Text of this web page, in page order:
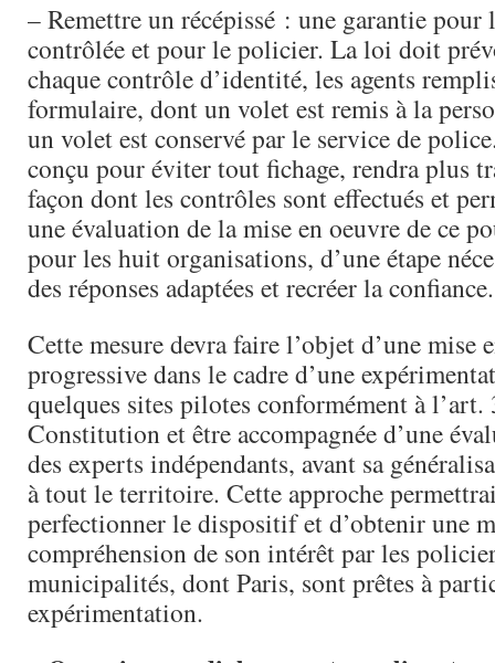
– Remettre un récépissé : une garantie pour
contrôlée et pour le policier. La loi doit
chaque contrôle d’identité, les agents
formulaire, dont un volet est remis à la
un volet est conservé par le service de
conçu pour éviter tout fichage, rendra plus
façon dont les contrôles sont effectués et
une évaluation de la mise en oeuvre de ce
pour les huit organisations, d’une étape
des réponses adaptées et recréer la confiance.
Cette mesure devra faire l’objet d’une mise
progressive dans le cadre d’une
quelques sites pilotes conformément à l’art.
Constitution et être accompagnée d’une
des experts indépendants, avant sa
à tout le territoire. Cette approche
perfectionner le dispositif et d’obtenir une
compréhension de son intérêt par les
municipalités, dont Paris, sont prêtes à
expérimentation.